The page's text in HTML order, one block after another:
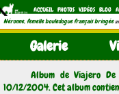
ACCUEIL PHOTOS VIDÉOS BLOG
Néronne, femelle bouledogue français bringée
Galerie
Album de Viajero
10/12/2004. Cet album